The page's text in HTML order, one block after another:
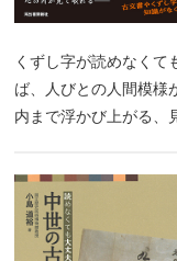
くずし字が読めなく
ば、人びとの人間模様
内まで浮かび上がる、